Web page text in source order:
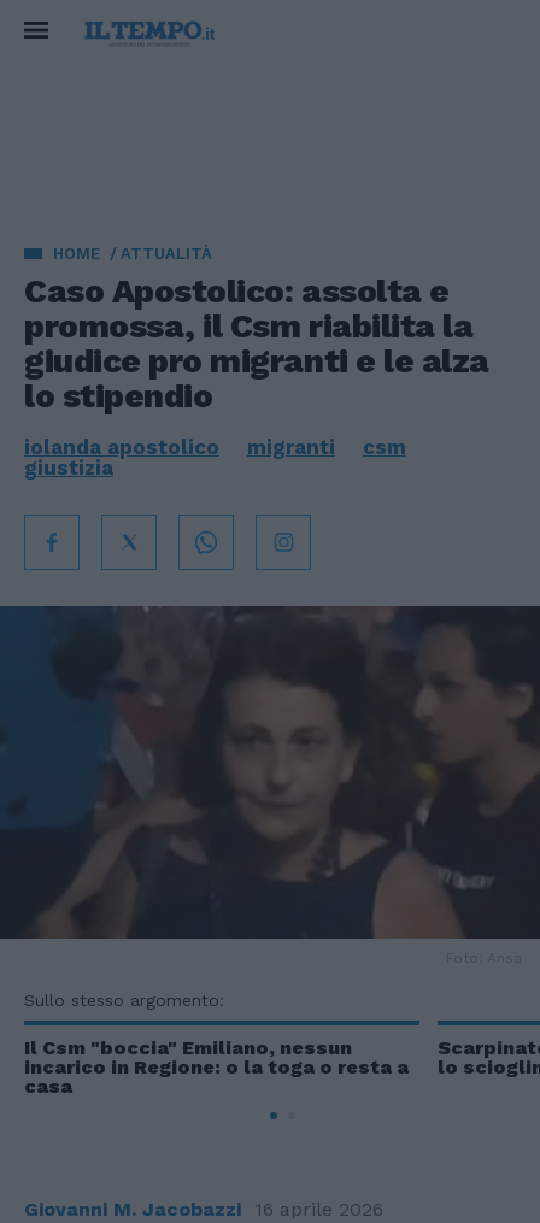
HOME ATTUALITÀ
Caso Apostolico: assolta e
promossa, il Csm riabilita la
giudice pro migranti e le alza
lo stipendio
iolanda apostolico migranti
csm
giustizia
Sullo stesso argomento:
Il Csm "boccia" Emiliano, nessun
incarico in Regione: o la toga o resta a
casa
lo
Giovanni M. Jacobazzi 16 aprile 2026